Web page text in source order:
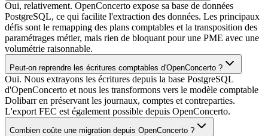
Oui, relativement. OpenConcerto expose sa base de données
PostgreSQL, ce qui facilite l'extraction des données. Les principaux
défis sont le remapping des plans comptables et la transposition des
paramétrages métier, mais rien de bloquant pour une PME avec une
volumétrie raisonnable.
Peut-on reprendre les écritures comptables d'OpenConcerto ?
Oui. Nous extrayons les écritures depuis la base PostgreSQL
d'OpenConcerto et nous les transformons vers le modèle comptable
Dolibarr en préservant les journaux, comptes et contreparties.
L'export FEC est également possible depuis OpenConcerto.
Combien coûte une migration depuis OpenConcerto ?